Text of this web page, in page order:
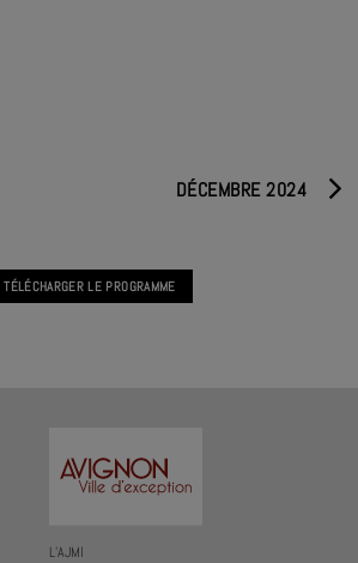
DÉCEMBRE 2024
TÉLÉCHARGER LE PROGRAMME
L’AJMI